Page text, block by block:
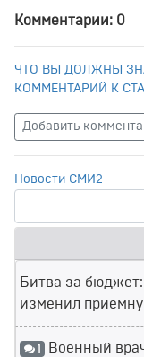
Комментарии: 0
ЧТО ВЫ ДОЛЖНЫ
КОММЕНТАРИЙ К
Добавить
Новости СМИ2
Битва за
изменил
1 Военный